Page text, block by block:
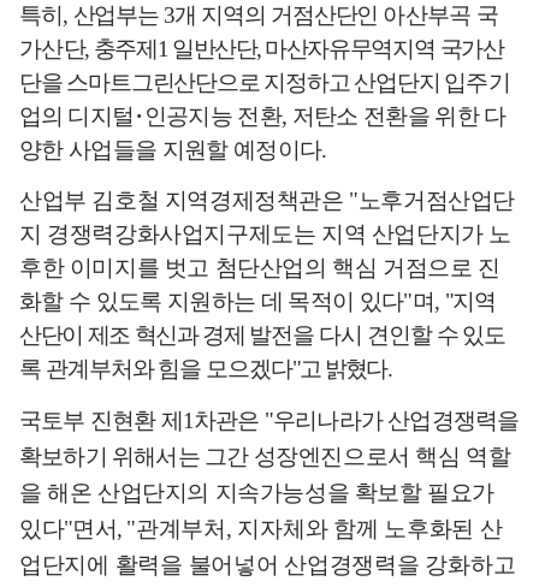
특히 , 산업부는 3개 지역의 거점산단인 아산부곡 국
가산단, 충주제 1일반산단,마산자유무역지역 국가산
단을 스마트그린산단으로 지정하고 산업단지 입주기
업의 디지털 ･ 인공지능 전환, 저탄소 전환을 위한 다
양한 사업들을 지원할 예정이다.
산업부 김호철 지역경제정책관은 "노후거점산업단
지 경쟁력강화사업지구제도는 지역 산업단지가 노
후한 이미지를 벗고 첨단산업의 핵심 거점으로 진
화할 수 있도록 지원하는 데 목적이 있다"며, "지역
산단이 제조 혁신과 경제 발전을 다시 견인할 수 있도
록 관계부처와 힘을 모으겠다"고 밝혔다.
국토부 진현환 제 1차관은 "우리나라가 산업경쟁력을
확보하기 위해서는 그간 성장엔진으로서 핵심 역할
을 해온 산업단지의 지속가능성을 확보할 필요가
있다"면서, "관계부처 , 지자체와 함께 노후화된 산
업단지에 활력을 불어넣어 산업경쟁력을 강화하고